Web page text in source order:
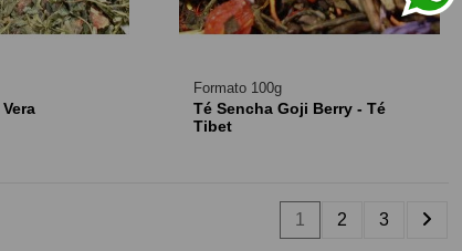
Formato 100g
Té Sencha Goji Berry - Té
Tibet
1 2 3